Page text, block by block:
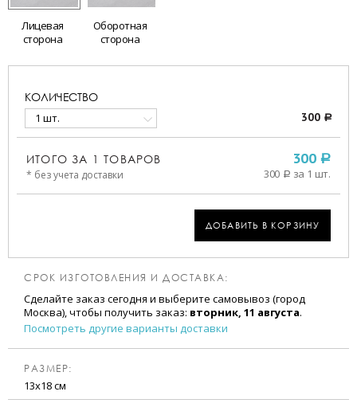
Лицевая
сторона
Оборотная
сторона
КОЛИЧЕСТВО
1 шт. 300 a
ИТОГО ЗА 1 ТОВАРОВ
* без учета доставки
300 a
300 a за 1 шт.
ДОБАВИТЬ В КОРЗИНУ
СРОК ИЗГОТОВЛЕНИЯ И ДОСТАВКА:
Сделайте заказ сегодня и выберите самовывоз (город
Москва), чтобы получить заказ: вторник, 11 августа.
Посмотреть другие варианты доставки
РАЗМЕР:
13х18 см